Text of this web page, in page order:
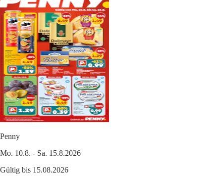
Penny
Mo. 10.8. - Sa. 15.8.2026
Gültig bis 15.08.2026